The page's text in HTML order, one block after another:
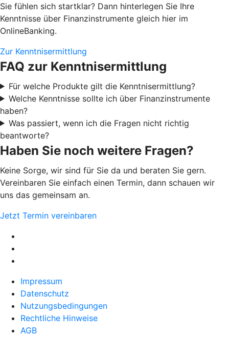
Sie fühlen sich startklar? Dann hinterlegen Sie Ihre
Kenntnisse über Finanzinstrumente gleich hier im
OnlineBanking.
Zur Kenntnisermittlung
FAQ zur Kenntnisermittlung
Für welche Produkte gilt die Kenntnisermittlung?
Welche Kenntnisse sollte ich über Finanzinstrumente
haben?
Was passiert, wenn ich die Fragen nicht richtig
beantworte?
Haben Sie noch weitere Fragen?
Keine Sorge, wir sind für Sie da und beraten Sie gern.
Vereinbaren Sie einfach einen Termin, dann schauen wir
uns das gemeinsam an.
Jetzt Termin vereinbaren
Impressum
Datenschutz
Nutzungsbedingungen
Rechtliche Hinweise
AGB